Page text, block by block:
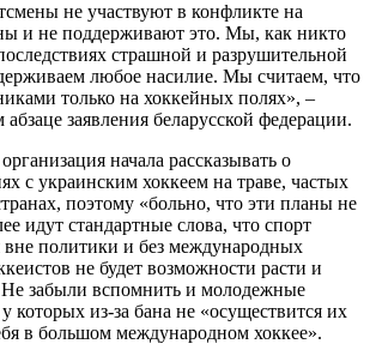
не участвуют в конфликте на
и не поддерживают это. Мы, как никто
страшной и разрушительной
любое насилие. Мы считаем, что
только на хоккейных полях», –
заявления беларусской федерации.
начала рассказывать о
с украинским хоккеем на траве, частых
поэтому «больно, что эти планы не
идут стандартные слова, что спорт
вне политики и без международных
не будет возможности расти и
Не забыли вспомнить и молодежные
которых из-за бана не «осуществится их
в большом международном хоккее».